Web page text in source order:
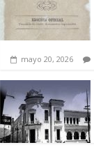
mayo 20, 2026